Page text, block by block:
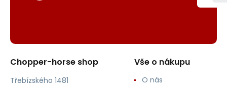
Chopper-horse shop
Třebízského 1481
Vše o nákupu
O nás